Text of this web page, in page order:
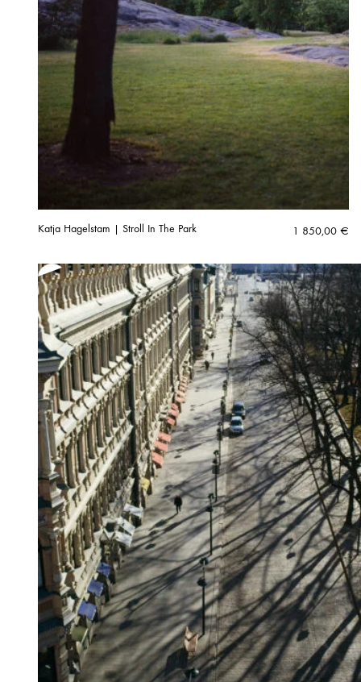
Katja Hagelstam | Stroll In The Park 1 850,00 €